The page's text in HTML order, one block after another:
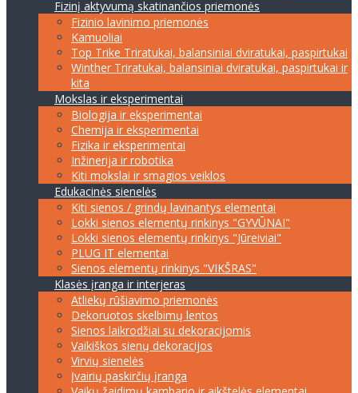
Fizinį aktyvumą skatinančios priemonės
Fizinio lavinimo priemonės
Kamuoliai
Top Trike Triratukai, balansiniai dviratukai, paspirtukai
Winther Triratukai, balansiniai dviratukai, paspirtukai ir
kita
Mokslas ir eksperimentai
Biologija ir eksperimentai
Chemija ir eksperimentai
Fizika ir eksperimentai
Inžinerija ir robotika
Kiti mokslai ir smagios veiklos
Edukacinės sienelės
Kiti sienos / grindų lavinantys elementai
Lokki sienos elementų rinkinys "GYVŪNAI"
Lokki sienos elementų rinkinys "Jūreiviai"
PLUG IT elementai
Sienos elementų rinkinys "VIKŠRAS"
Klasės įranga ir interjeras
Atliekų rūšiavimo priemonės
Dekoruotos skelbimų lentos
Sienos laikrodžiai su dekoracijomis
Vaikiškos sienų dekoracijos
Virvių sienelės
Įvairių paskirčių įranga